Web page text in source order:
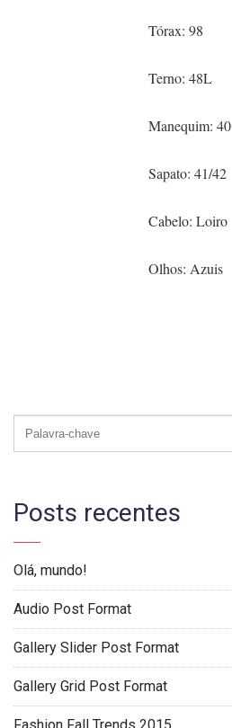
Tórax: 98
Terno: 48L
Manequim: 40
Sapato: 41/42
Cabelo: Loiro
Olhos: Azuis
Posts recentes
Olá, mundo!
Audio Post Format
Gallery Slider Post Format
Gallery Grid Post Format